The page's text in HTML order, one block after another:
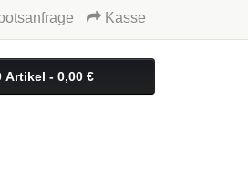
Kasse
Artikel - 0,00 €